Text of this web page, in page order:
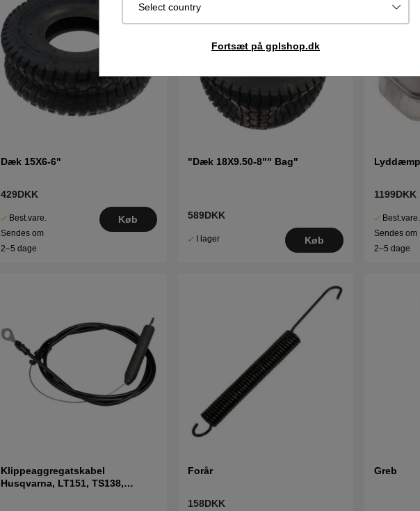
Select country
Fortsæt på gplshop.dk
Dæk 15X6-6"
429DKK
Best.vare.
Sendes om
2–5 dage
Køb
"Dæk 18X9.50-8"" Bag"
589DKK
I lager Køb
1199DKK
Best.vare.
Sendes om
2–5 dage
Klippeaggregatskabel
Husqvarna, LT151, TS138,
Forår
158DKK
Greb